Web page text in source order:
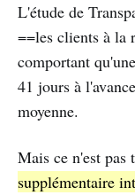
L'étude de
==les clients à la
comportant
41 jours à
moyenne.
Mais ce n'est pas
supplémentaire